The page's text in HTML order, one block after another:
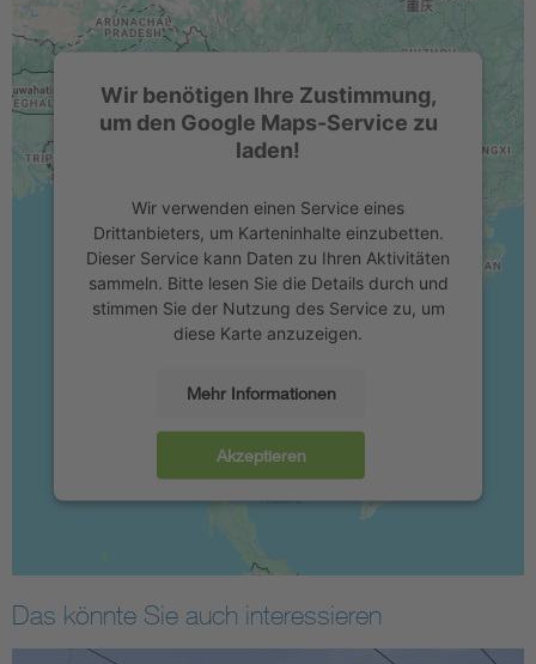
Wir benötigen Ihre Zustimmung,
um den Google Maps-Service zu
laden!
Wir verwenden einen Service eines
Drittanbieters, um Karteninhalte einzubetten.
Dieser Service kann Daten zu Ihren Aktivitäten
sammeln. Bitte lesen Sie die Details durch und
stimmen Sie der Nutzung des Service zu, um
diese Karte anzuzeigen.
Mehr Informationen
Akzeptieren
Das könnte Sie auch interessieren